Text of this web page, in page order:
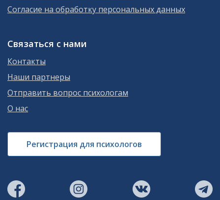
Согласие на обработку персональных данных
Связаться с нами
Контакты
Наши партнеры
Отправить вопрос психологам
О нас
Регистрация для психологов